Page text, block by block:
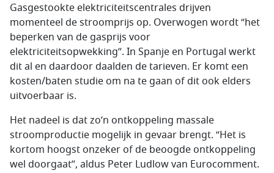
Gasgestookte elektriciteitscentrales drijven
momenteel de stroomprijs op. Overwogen wordt “het
beperken van de gasprijs voor
elektriciteitsopwekking”. In Spanje en Portugal werkt
dit al en daardoor daalden de tarieven. Er komt een
kosten/baten studie om na te gaan of dit ook elders
uitvoerbaar is.
Het nadeel is dat zo’n ontkoppeling massale
stroomproductie mogelijk in gevaar brengt. “Het is
kortom hoogst onzeker of de beoogde ontkoppeling
wel doorgaat”, aldus Peter Ludlow van Eurocomment.